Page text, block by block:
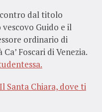
dal titolo
vescovo Guido e il
ordinario di
Foscari di Venezia.
Il Santa Chiara, dove ti